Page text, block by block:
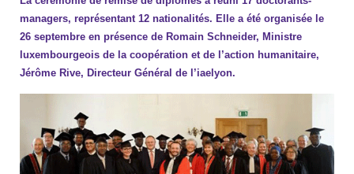
managers, représentant 12 nationalités. Elle a été organisée le
26 septembre en présence de Romain Schneider, Ministre
luxembourgeois de la coopération et de l’action humanitaire,
Jérôme Rive, Directeur Général de l’iaelyon.